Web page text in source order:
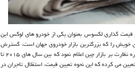
قیمت گذاری لكسوس بعنوان یكی از خودرو های لوكس این
بازار خودروی خویش را كه بزرگترین بازار خودروی جهان است، گسترش
خودرو در بازار چین در سال گذشته، به ۲۸ میلیون خودرو رسید. دفتر مبارزه با انحصارطلبی اداره نظارت بر بازار چین اعلام نمود كه بین سال های ۲۰۱۵ تا
می كرده كه این نحوه تعیین قیمت، استقلال تاجران در